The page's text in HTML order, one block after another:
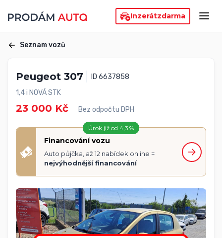
Inzerátzdarma
Seznam vozů
Peugeot 307
ID 6637858
1,4 i NOVÁ STK
23 000 Kč Bez odpočtu DPH
Úrok již od 4,3 %
Financování vozu
Auto půjčka, až 12 nabídek online =
nejvýhodnější financování